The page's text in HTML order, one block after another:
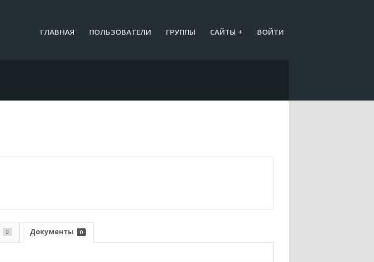
ГЛАВНАЯ ПОЛЬЗОВАТЕЛИ ГРУППЫ САЙТЫ + ВОЙТИ
0 Документы 0